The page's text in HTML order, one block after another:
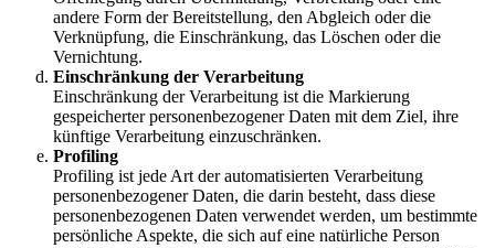
andere Form der Bereitstellung, den Abgleich oder die
Verknüpfung, die Einschränkung, das Löschen oder die
Vernichtung.
Einschränkung der Verarbeitung
Einschränkung der Verarbeitung ist die Markierung
gespeicherter personenbezogener Daten mit dem Ziel, ihre
künftige Verarbeitung einzuschränken.
Profiling
Profiling ist jede Art der automatisierten Verarbeitung
personenbezogener Daten, die darin besteht, dass diese
personenbezogenen Daten verwendet werden, um bestimmte
persönliche Aspekte, die sich auf eine natürliche Person